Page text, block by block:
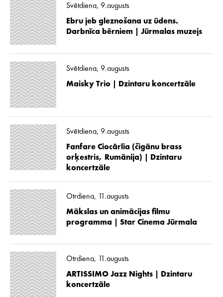
Svētdiena, 9.augusts
Ebru jeb gleznošana uz ūdens.
Darbnīca bērniem | Jūrmalas muzejs
Svētdiena, 9.augusts
Maisky Trio | Dzintaru koncertzāle
Svētdiena, 9.augusts
Fanfare Ciocărlia (čigānu brass
orķestris, Rumānija) | Dzintaru
koncertzāle
Otrdiena, 11.augusts
Mākslas un animācijas filmu
programma | Star Cinema Jūrmala
Otrdiena, 11.augusts
ARTISSIMO Jazz Nights | Dzintaru
koncertzāle